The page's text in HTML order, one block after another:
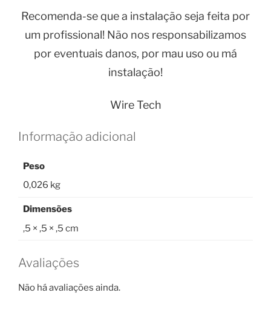
Recomenda-se que a instalação seja feita por
um profissional! Não nos responsabilizamos
por eventuais danos, por mau uso ou má
instalação!
Wire Tech
Informação adicional
Peso
0,026 kg
Dimensões
,5 × ,5 × ,5 cm
Avaliações
Não há avaliações ainda.